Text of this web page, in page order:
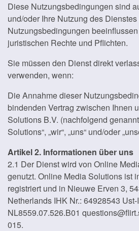
Diese Nutzungsbedingungen sind
und/oder Ihre Nutzung des
Nutzungsbedingungen
juristischen Rechte und Pflichten.
Sie müssen den Dienst direkt
verwenden, wenn:
Die Annahme dieser
bindenden Vertrag zwischen Ihnen
Solutions B.V. (nachfolgend
Solutions“, „wir“, „uns“ und/oder
Artikel 2. Informationen über uns
2.1 Der Dienst wird von Online
genutzt. Online Media Solutions ist
registriert und in Nieuwe Erven 3,
Netherlands IHK Nr.: 64928543 Ust-
NL8559.07.526.B01
015.